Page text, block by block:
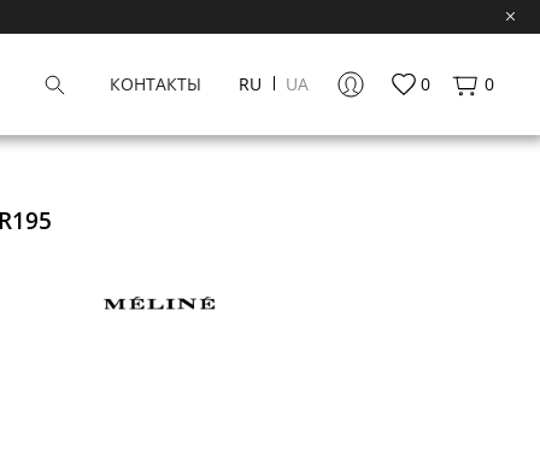
КОНТАКТЫ RU UA 0 0